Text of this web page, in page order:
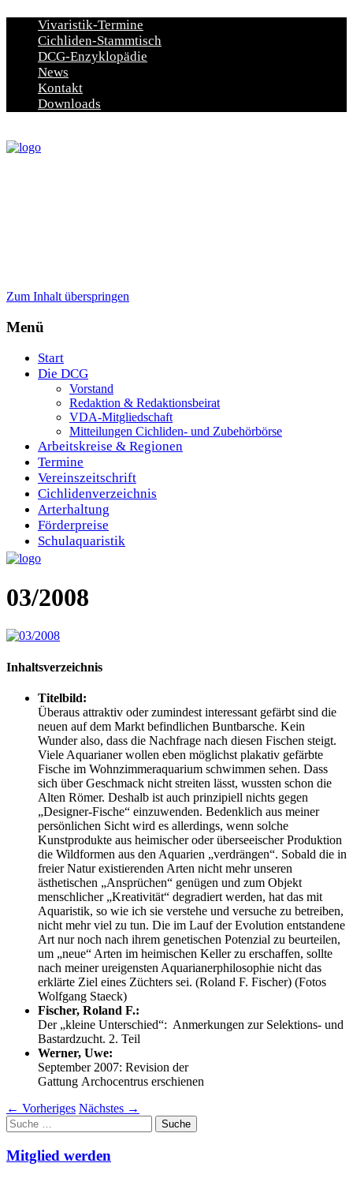
Vivaristik-Termine
Cichliden-Stammtisch
DCG-Enzyklopädie
News
Kontakt
Downloads
Zum Inhalt überspringen
Menü
Start
Die DCG
Vorstand
Redaktion & Redaktionsbeirat
VDA-Mitgliedschaft
Mitteilungen Cichliden- und Zubehörbörse
Arbeitskreise & Regionen
Termine
Vereinszeitschrift
Cichlidenverzeichnis
Arterhaltung
Förderpreise
Schulaquaristik
03/2008
Inhaltsverzeichnis
Titelbild:
Überaus attraktiv oder zumindest interessant gefärbt sind die
neuen auf dem Markt befindlichen Buntbarsche. Kein
Wunder also, dass die Nachfrage nach diesen Fischen steigt.
Viele Aquarianer wollen eben möglichst plakativ gefärbte
Fische im Wohnzimmeraquarium schwimmen sehen. Dass
sich über Geschmack nicht streiten lässt, wussten schon die
Alten Römer. Deshalb ist auch prinzipiell nichts gegen
„Designer-Fische“ einzuwenden. Bedenklich aus meiner
persönlichen Sicht wird es allerdings, wenn solche
Kunstprodukte aus heimischer oder überseeischer Produktion
die Wildformen aus den Aquarien „verdrängen“. Sobald die in
freier Natur existierenden Arten nicht mehr unseren
ästhetischen „Ansprüchen“ genügen und zum Objekt
menschlicher „Kreativität“ degradiert werden, hat das mit
Aquaristik, so wie ich sie verstehe und versuche zu betreiben,
nicht mehr viel zu tun. Die im Lauf der Evolution entstandene
Art nur noch nach ihrem genetischen Potenzial zu beurteilen,
um „neue“ Arten im heimischen Keller zu erschaffen, sollte
nach meiner ureigensten Aquarianerphilosophie nicht das
erklärte Ziel eines Züchters sei. (Roland F. Fischer) (Fotos
Wolfgang Staeck)
Fischer, Roland F.:
Der „kleine Unterschied“: Anmerkungen zur Selektions- und
Bastardzucht. 2. Teil
Werner, Uwe:
September 2007: Revision der
Gattung Archocentrus erschienen
← Vorheriges Nächstes →
Suche
nach:
Mitglied werden